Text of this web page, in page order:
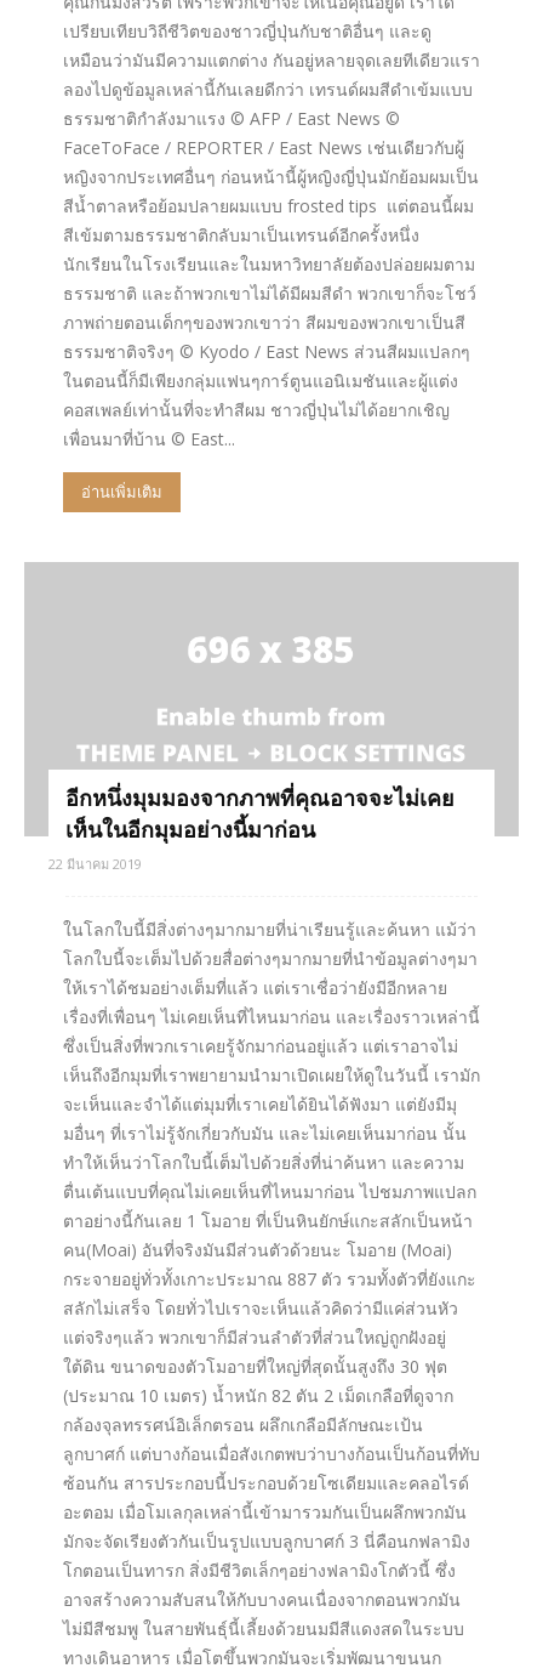
เปรียบเทียบวิถีชีวิตของชาวญี่ปุ่นกับชาติอื่นๆ และดู
เหมือนว่ามันมีความแตกต่าง กันอยู่หลายจุดเลยทีเดียวแรา
ลองไปดูข้อมูลเหล่านี้กันเลยดีกว่า เทรนด์ผมสีดำเข้มแบบ
ธรรมชาติกำลังมาแรง © AFP / East News ©
FaceToFace / REPORTER / East News เช่นเดียวกับผู้
หญิงจากประเทศอื่นๆ ก่อนหน้านี้ผู้หญิงญี่ปุ่นมักย้อมผมเป็น
สีน้ำตาลหรือย้อมปลายผมแบบ frosted tips แต่ตอนนี้ผม
สีเข้มตามธรรมชาติกลับมาเป็นเทรนด์อีกครั้งหนึ่ง
นักเรียนในโรงเรียนและในมหาวิทยาลัยต้องปล่อยผมตาม
ธรรมชาติ และถ้าพวกเขาไม่ได้มีผมสีดำ พวกเขาก็จะโชว์
ภาพถ่ายตอนเด็กๆของพวกเขาว่า สีผมของพวกเขาเป็นสี
ธรรมชาติจริงๆ © Kyodo / East News ส่วนสีผมแปลกๆ
ในตอนนี้ก็มีเพียงกลุ่มแฟนๆการ์ตูนแอนิเมชันและผู้แต่ง
คอสเพลย์เท่านั้นที่จะทำสีผม ชาวญี่ปุ่นไม่ได้อยากเชิญ
เพื่อนมาที่บ้าน © East...
อ่านเพิ่มเติม
อีกหนึ่งมุมมองจากภาพที่คุณอาจจะไม่เคย
เห็นในอีกมุมอย่างนี้มาก่อน
22 มีนาคม 2019
ในโลกใบนี้มีสิ่งต่างๆมากมายที่น่าเรียนรู้และค้นหา แม้ว่า
โลกใบนี้จะเต็มไปด้วยสื่อต่างๆมากมายที่นำข้อมูลต่างๆมา
ให้เราได้ชมอย่างเต็มที่แล้ว แต่เราเชื่อว่ายังมีอีกหลาย
เรื่องที่เพื่อนๆ ไม่เคยเห็นที่ไหนมาก่อน และเรื่องราวเหล่านี้
ซึ่งเป็นสิ่งที่พวกเราเคยรู้จักมาก่อนอยู่แล้ว แต่เราอาจไม่
เห็นถึงอีกมุมที่เราพยายามนำมาเปิดเผยให้ดูในวันนี้ เรามัก
จะเห็นและจำได้แต่มุมที่เราเคยได้ยินได้ฟังมา แต่ยังมีมุ
มอื่นๆ ที่เราไม่รู้จักเกี่ยวกับมัน และไม่เคยเห็นมาก่อน นั้น
ทำให้เห็นว่าโลกใบนี้เต็มไปด้วยสิ่งที่น่าค้นหา และความ
ตื่นเต้นแบบที่คุณไม่เคยเห็นที่ไหนมาก่อน ไปชมภาพแปลก
ตาอย่างนี้กันเลย 1 โมอาย ที่เป็นหินยักษ์แกะสลักเป็นหน้า
คน(Moai) อันที่จริงมันมีส่วนตัวด้วยนะ โมอาย (Moai)
กระจายอยู่ทั่วทั้งเกาะประมาณ 887 ตัว รวมทั้งตัวที่ยังแกะ
สลักไม่เสร็จ โดยทั่วไปเราจะเห็นแล้วคิดว่ามีแค่ส่วนหัว
แต่จริงๆแล้ว พวกเขาก็มีส่วนลำตัวที่ส่วนใหญ่ถูกฝังอยู่
ใต้ดิน ขนาดของตัวโมอายที่ใหญ่ที่สุดนั้นสูงถึง 30 ฟุต
(ประมาณ 10 เมตร) น้ำหนัก 82 ตัน 2 เม็ดเกลือที่ดูจาก
กล้องจุลทรรศน์อิเล็กตรอน ผลึกเกลือมีลักษณะเป้น
ลูกบาศก์ แต่บางก้อนเมื่อสังเกตพบว่าบางก้อนเป็นก้อนที่ทับ
ซ้อนกัน สารประกอบนี้ประกอบด้วยโซเดียมและคลอไรด์
อะตอม เมื่อโมเลกุลเหล่านี้เข้ามารวมกันเป็นผลึกพวกมัน
มักจะจัดเรียงตัวกันเป็นรูปแบบลูกบาศก์ 3 นี่คือนกฟลามิง
โกตอนเป็นทารก สิ่งมีชีวิตเล็กๆอย่างฟลามิงโกตัวนี้ ซึ่ง
อาจสร้างความสับสนให้กับบางคนเนื่องจากตอนพวกมัน
ไม่มีสีชมพู ในสายพันธุ์นี้เลี้ยงด้วยนมมีสีแดงสดในระบบ
ทางเดินอาหาร เมื่อโตขึ้นพวกมันจะเริ่มพัฒนาขนนก